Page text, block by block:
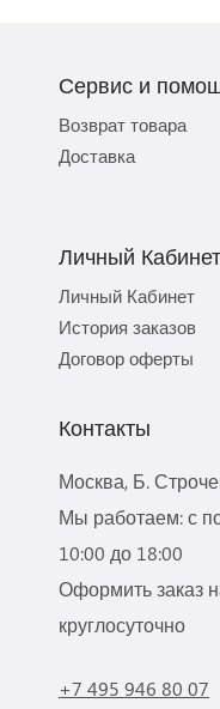
Сервис и
Возврат товара
Доставка
Личный Кабинет
Личный Кабинет
История заказов
Договор оферты
Контакты
Москва, Б.
Мы работаем: с
10:00 до 18:00
Оформить заказ
круглосуточно
+7 495 946 80 07